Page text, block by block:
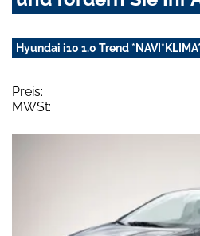
Hyundai i10 1.0 Trend
Preis:
MWSt: